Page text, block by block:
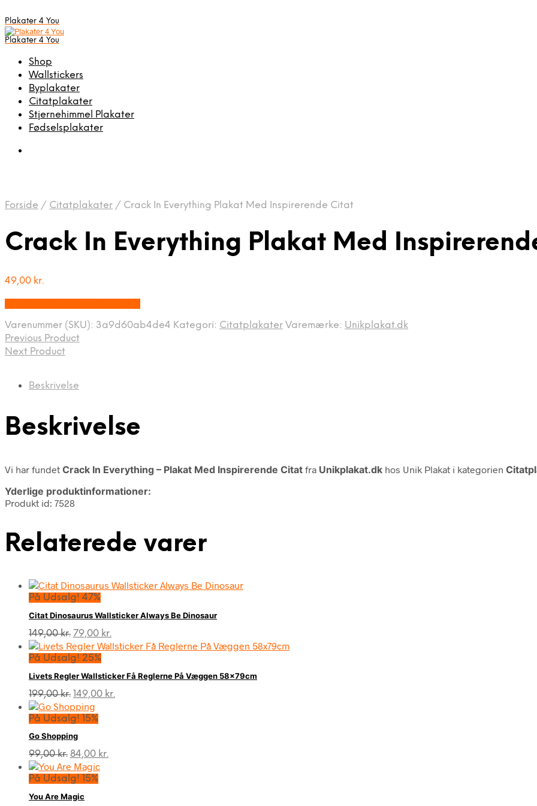
Plakater 4 You
Plakater 4 You
Shop
Wallstickers
Byplakater
Citatplakater
Stjernehimmel Plakater
Fødselsplakater
Forside / Citatplakater / Crack In Everything Plakat Med Inspirerende Citat
Crack In Everything Plakat Med
49,00 kr.
Varenummer (SKU): 3a9d60ab4de4 Kategori: Citatplakater Varemærke: Unikplakat.dk
Previous Product
Next Product
Beskrivelse
Beskrivelse
Vi har fundet Crack In Everything – Plakat Med Inspirerende Citat fra Unikplakat.dk hos Unik Plakat i kategorien
Yderlige produktinformationer:
Produkt id: 7528
Relaterede varer
På Udsalg! 47%
Citat Dinosaurus Wallsticker Always Be Dinosaur
149,00kr. Den
oprindelige
pris
149,00 kr..
79,00 kr.
aktuelle
79,00 kr..
På Udsalg! 25%
Livets Regler Wallsticker Få Reglerne På Væggen 58x79cm
199,00kr. Den
oprindelige
pris
199,00 kr..
149,00 kr.
På Udsalg! 15%
Go Shopping
99,00kr. Den
oprindelige
pris
99,00 kr..
84,00 kr.
På Udsalg! 15%
You Are Magic